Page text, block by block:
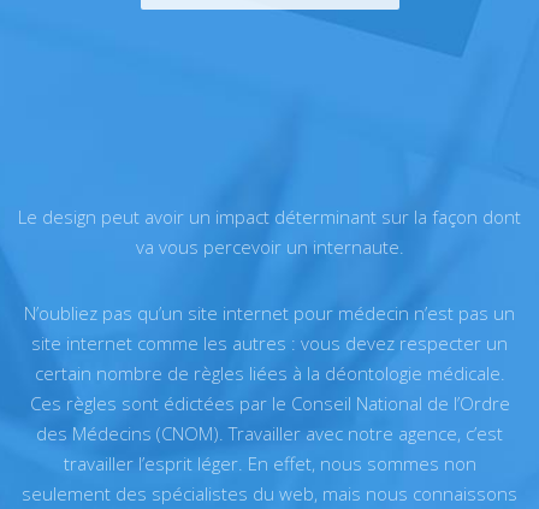
Le design peut avoir un impact déterminant sur la façon dont
va vous percevoir un internaute.
N’oubliez pas qu’un site internet pour médecin n’est pas un
site internet comme les autres : vous devez respecter un
certain nombre de règles liées à la déontologie médicale.
Ces règles sont édictées par le Conseil National de l’Ordre
des Médecins (CNOM). Travailler avec notre agence, c’est
travailler l’esprit léger. En effet, nous sommes non
seulement des spécialistes du web, mais nous connaissons